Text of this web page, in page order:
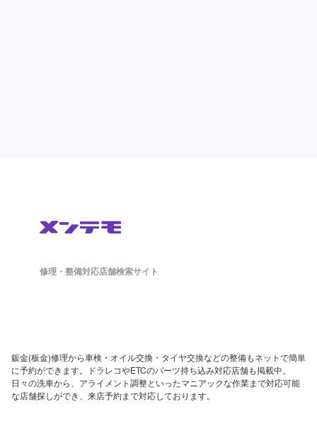
修理・整備対応店舗検索サイト
鈑金(板金)修理から車検・オイル交換・タイヤ交換などの整備もネットで簡単
に予約ができます。ドラレコやETCのパーツ持ち込み対応店舗も掲載中。
日々の洗車から、アライメント調整といったマニアックな作業まで対応可能
な店舗探しができ、来店予約まで対応しております。